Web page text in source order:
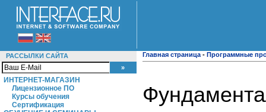
РАССЫЛКИ САЙТА
ИНТЕРНЕТ-МАГАЗИН
Лицензионное ПО
Курсы обучения
Сертификация
Главная страница - Программные